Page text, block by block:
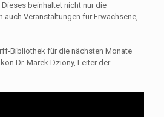
beinhaltet nicht nur die
auch Veranstaltungen für Erwachsene,
Bibliothek für die nächsten Monate
Dr. Marek Dziony, Leiter der